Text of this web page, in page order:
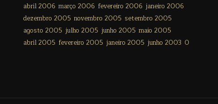
abril 2006 março 2006 fevereiro 2006 janeiro 2006
dezembro 2005 novembro 2005 setembro 2005
agosto 2005 julho 2005 junho 2005 maio 2005
abril 2005 fevereiro 2005 janeiro 2005 junho 2003 0